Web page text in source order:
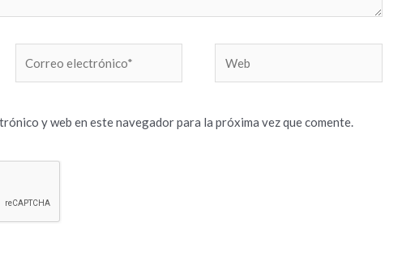
electrónico*
y web en este navegador para la próxima vez que comente.